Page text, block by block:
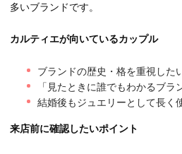
多いブランドです。
カルティエが向いているカップル
ブランドの歴史・格を重視した
「見たときに誰でもわかるブラ
結婚後もジュエリーとして長く
来店前に確認したいポイント